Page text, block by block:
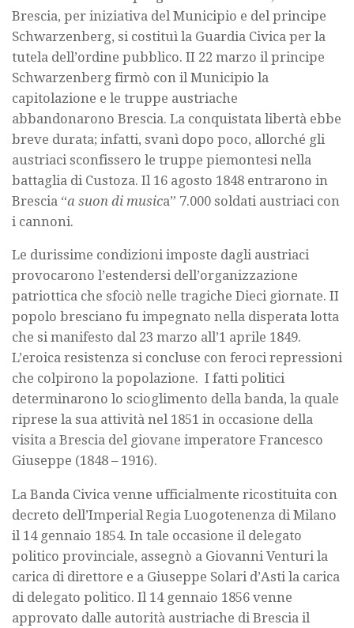
Brescia, per iniziativa del Municipio e del principe
Schwarzenberg, si costituì la Guardia Civica per la
tutela dell’ordine pubblico. II 22 marzo il principe
Schwarzenberg firmò con il Municipio la
capitolazione e le truppe austriache
abbandonarono Brescia. La conquistata libertà ebbe
breve durata; infatti, svanì dopo poco, allorché gli
austriaci sconfissero le truppe piemontesi nella
battaglia di Custoza. Il 16 agosto 1848 entrarono in
Brescia “a suon di musica” 7.000 soldati austriaci con
i cannoni.
Le durissime condizioni imposte dagli austriaci
provocarono l’estendersi dell’organizzazione
patriottica che sfociò nelle tragiche Dieci giornate. II
popolo bresciano fu impegnato nella disperata lotta
che si manifesto dal 23 marzo all’1 aprile 1849.
L’eroica resistenza si concluse con feroci repressioni
che colpirono la popolazione. I fatti politici
determinarono lo scioglimento della banda, la quale
riprese la sua attività nel 1851 in occasione della
visita a Brescia del giovane imperatore Francesco
Giuseppe (1848 – 1916).
La Banda Civica venne ufficialmente ricostituita con
decreto dell’Imperial Regia Luogotenenza di Milano
il 14 gennaio 1854. In tale occasione il delegato
politico provinciale, assegnò a Giovanni Venturi la
carica di direttore e a Giuseppe Solari d’Asti la carica
di delegato politico. Il 14 gennaio 1856 venne
approvato dalle autorità austriache di Brescia il